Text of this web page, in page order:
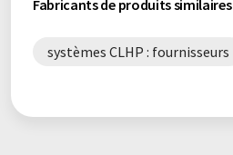
Fabricants de produits similaires
systèmes CLHP : fournisseurs